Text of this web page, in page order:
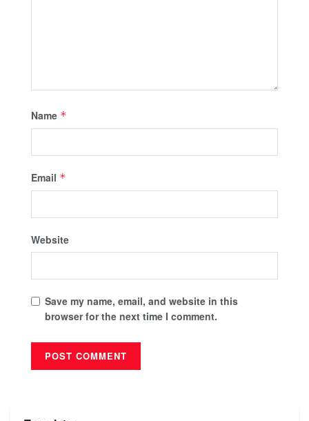
Name *
Email *
Website
Save my name, email, and website in this
browser for the next time I comment.